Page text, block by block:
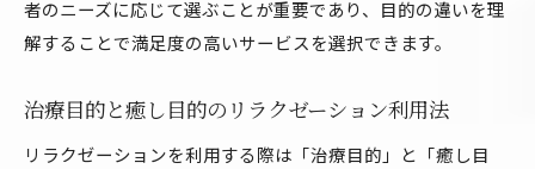
者のニーズに応じて選ぶことが重要であり、目的の違いを理
解することで満足度の高いサービスを選択できます。
治療目的と癒し目的のリラクゼーション利用法
リラクゼーションを利用する際は「治療目的」と「癒し目